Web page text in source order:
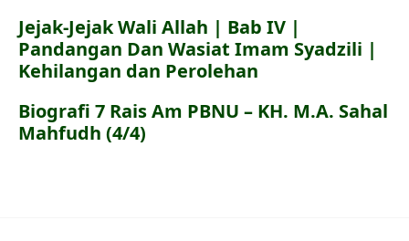
Jejak-Jejak Wali Allah | Bab IV |
Pandangan Dan Wasiat Imam Syadzili |
Kehilangan dan Perolehan
Biografi 7 Rais Am PBNU – KH. M.A. Sahal
Mahfudh (4/4)